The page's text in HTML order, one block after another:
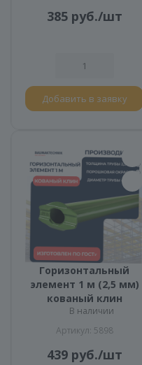
385руб./шт
Добавить в заявку
Горизонтальный
элемент 1 м (2,5 мм)
кованый клин
В наличии
Артикул: 5898
439руб./шт